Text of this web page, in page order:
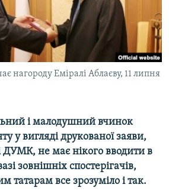
КРИМУ
нагороду Еміралі Аблаєву, 11 липня
і малодушний вчинок
у вигляді друкованої заяви,
ДУМК, не має нікого вводити в
зовнішніх спостерігачів,
татарам все зрозуміло і так.